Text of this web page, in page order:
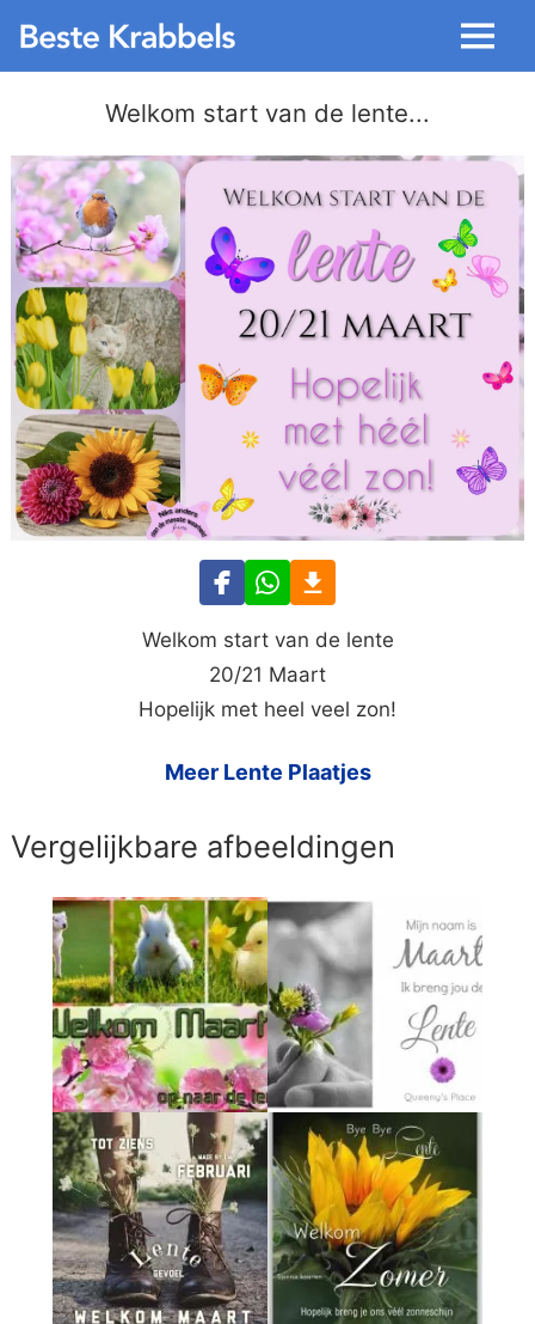
Menu
Welkom start van de lente...
Welkom start van de lente
20/21 Maart
Hopelijk met heel veel zon!
Meer Lente Plaatjes
Vergelijkbare afbeeldingen